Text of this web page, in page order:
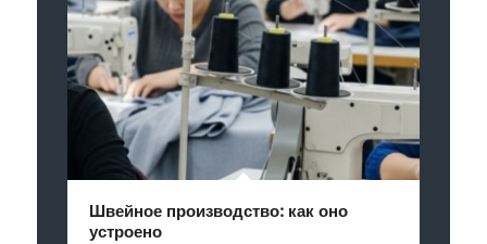
Швейное производство: как оно
устроено